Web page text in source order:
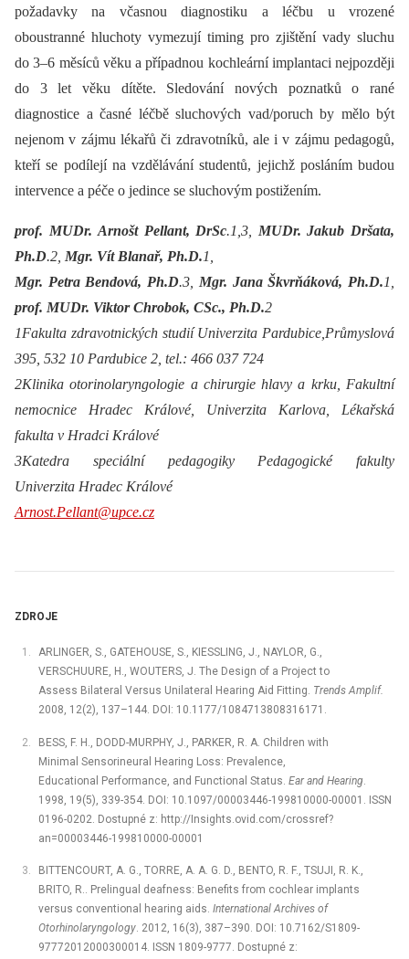
požadavky na včasnou diagnostiku a léčbu u vrozené
oboustranné hluchoty vymezují timing pro zjištění vady sluchu
do 3–6 měsíců věku a případnou kochleární implantaci nejpozději
do 3 let věku dítěte. Sledování nových poznatků o rané
diagnostice a časné léčbě sluchových vad/poruch by mělo být
nejenom v zájmu lékařů či zdravotníků, ale i v zájmu pedagogů,
kteří se podílejí na vzdělávání studentů, jejichž posláním budou
intervence a péče o jedince se sluchovým postižením.
prof. MUDr. Arnošt Pellant, DrSc.1,3,
MUDr. Jakub Dršata,
Ph.D.2, Mgr. Vít Blanař, Ph.D.1,
Mgr. Petra Bendová, Ph.D.3, Mgr. Jana Škvrňáková, Ph.D.1,
prof. MUDr. Viktor Chrobok, CSc., Ph.D.2
1Fakulta zdravotnických studií Univerzita Pardubice,Průmyslová
395, 532 10 Pardubice 2, tel.: 466 037 724
2Klinika otorinolaryngologie a chirurgie hlavy a krku, Fakultní
nemocnice Hradec Králové, Univerzita Karlova, Lékařská
fakulta v Hradci Králové
3Katedra speciální pedagogiky Pedagogické fakulty
Univerzita Hradec Králové
Arnost.Pellant@upce.cz
ZDROJE
ARLINGER, S., GATEHOUSE, S., KIESSLING, J., NAYLOR, G.,
VERSCHUURE, H., WOUTERS, J. The Design of a Project to
Assess Bilateral Versus Unilateral Hearing Aid Fitting. Trends Amplif.
2008, 12(2), 137–144. DOI: 10.1177/1084713808316171.
BESS, F. H., DODD-MURPHY, J., PARKER, R. A. Children with
Minimal Sensorineural Hearing Loss: Prevalence,
Educational Performance, and Functional Status. Ear and Hearing
1998, 19(5), 339-354. DOI: 10.1097/00003446-199810000-00001. ISSN
0196-0202. Dostupné z: http://Insights.ovid.com/crossref?
an=00003446-199810000-00001
BITTENCOURT, A. G., TORRE, A. A. G. D., BENTO, R. F., TSUJI, R. K.,
BRITO, R.. Prelingual deafness: Benefits from cochlear implants
versus conventional hearing aids. International Archives of
Otorhinolaryngology. 2012, 16(3), 387–390. DOI: 10.7162/S1809-
97772012000300014. ISSN 1809-9777. Dostupné z: